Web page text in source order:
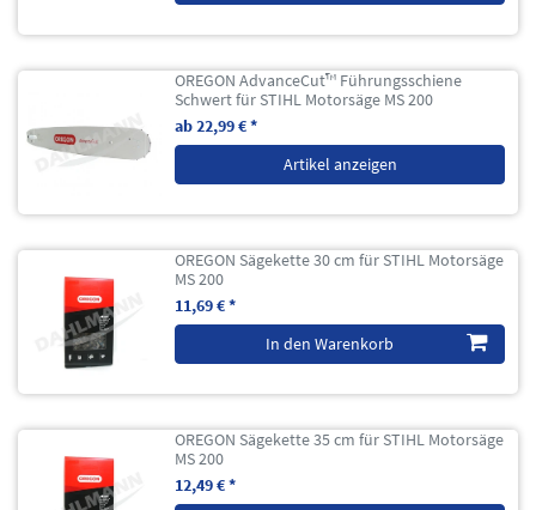
OREGON AdvanceCut™ Führungsschiene
Schwert für STIHL Motorsäge MS 200
ab 22,99 € *
Artikel anzeigen
OREGON Sägekette 30 cm für STIHL Motorsäge
MS 200
11,69 € *
In den Warenkorb
OREGON Sägekette 35 cm für STIHL Motorsäge
MS 200
12,49 € *